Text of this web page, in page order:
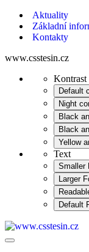
Aktuality
Základní
Kontakty
www.csstesin.cz
Kontrast
Default
Night
Black
Black
Yellow
Text
Smaller
Larger
Default